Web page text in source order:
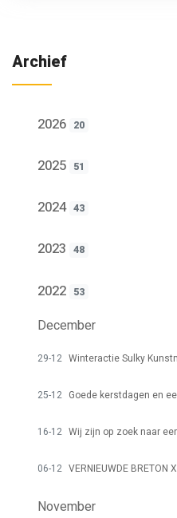
Archief
2026 20
2025 51
2024 43
2023 48
2022 53
December
29-12 Winteractie Sulky
25-12 Goede kerstdagen en
16-12 Wij zijn op zoek naar
06-12 VERNIEUWDE BRETON
November